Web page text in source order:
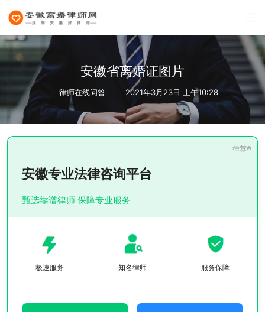
安徽省离婚证图片
律师在线问答 2021年3月23日 上午10:28
安徽专业法律咨询平台
甄选靠谱律师 保障专业服务
极速服务 知名律师 服务保障